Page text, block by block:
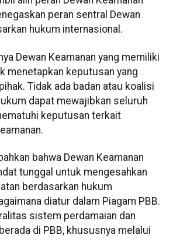
peran sentral Dewan
hukum internasional.
Dewan Keamanan yang memiliki
menetapkan keputusan yang
Tidak ada badan atau koalisi
dapat mewajibkan seluruh
keputusan terkait
bahwa Dewan Keamanan
tunggal untuk mengesahkan
berdasarkan hukum
diatur dalam Piagam PBB.
sistem perdamaian dan
di PBB, khususnya melalui